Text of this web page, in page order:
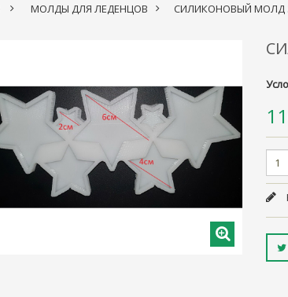
> МОЛДЫ ДЛЯ ЛЕДЕНЦОВ > СИЛИКОНОВЫЙ МОЛД